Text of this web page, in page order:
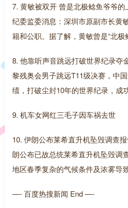
7. 黄敏被双开 曾是北极鲶鱼爷爷
纪委监委消息：深圳市原副市长黄
籍和公职。据了解，黄敏曾是“北极
8. 他靠听声音跳远打破世界纪录夺
黎残奥会男子跳远T11级决赛，中
绩，打破尘封10年的世界纪录，成
9. 机车女网红三毛子因车祸去世
10. 伊朗公布莱希直升机坠毁调查
朗公布已故总统莱希直升机坠毁调
地区春季复杂的气候条件及浓雾导
—- 百度热搜新闻 End —-